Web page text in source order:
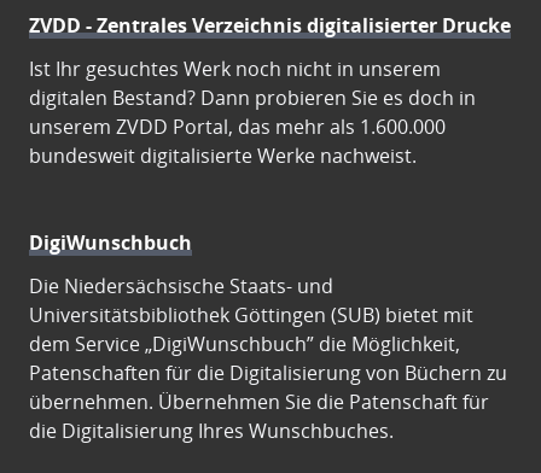
ZVDD - Zentrales Verzeichnis digitalisierter Drucke
Ist Ihr gesuchtes Werk noch nicht in unserem
digitalen Bestand? Dann probieren Sie es doch in
unserem ZVDD Portal, das mehr als 1.600.000
bundesweit digitalisierte Werke nachweist.
DigiWunschbuch
Die Niedersächsische Staats- und
Universitätsbibliothek Göttingen (SUB) bietet mit
dem Service „DigiWunschbuch” die Möglichkeit,
Patenschaften für die Digitalisierung von Büchern zu
übernehmen. Übernehmen Sie die Patenschaft für
die Digitalisierung Ihres Wunschbuches.